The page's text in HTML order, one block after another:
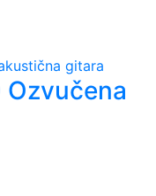
Ozvučena